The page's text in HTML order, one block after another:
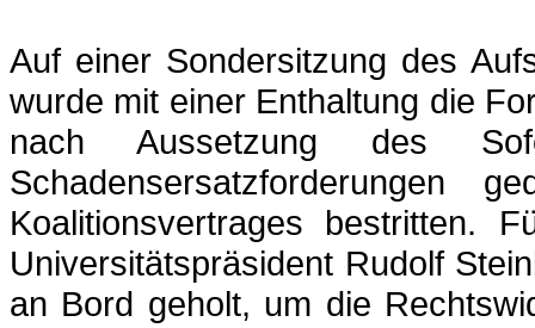
Auf einer Sondersitzung des
wurde mit einer Enthaltung die
nach Aussetzung des
Schadensersatzforderungen
Koalitionsvertrages bestritten.
Universitätspräsident Rudolf
an Bord geholt, um die